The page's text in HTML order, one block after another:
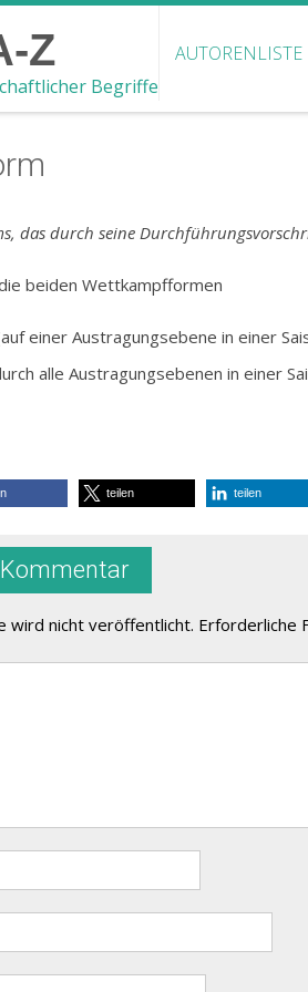
Z
Begriffe
AUTORENLISTE
das durch seine
beiden Wettkampfformen
einer Austragungsebene in einer
alle Austragungsebenen in einer
teilen teilen
wird nicht veröffentlicht. Erforderliche